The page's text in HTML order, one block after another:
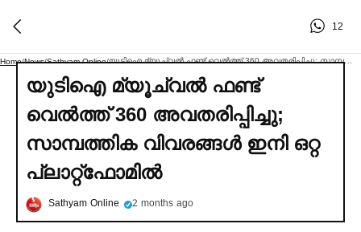
12
Home/News/Sathyam Online/ യുടിഐ മ്യൂച്വല്‍ ഫണ്ട് വെല്‍ത്ത് 360 അവതരിപ്പിച്ചു; സാമ്പത്തിക വിവരങ്ങള്‍ ഇനി ഒറ്റ പ്ലാറ്റ്ഫോമില്‍
യുടിഐ മ്യൂച്വല്‍ ഫണ്ട്
വെല്‍ത്ത് 360 അവതരിപ്പിച്ചു;
സാമ്പത്തിക വിവരങ്ങള്‍ ഇനി ഒറ്റ
പ്ലാറ്റ്ഫോമില്‍
Sathyam Online 2 months ago